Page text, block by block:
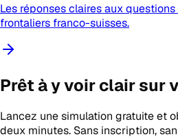
Les réponses claires aux
frontaliers franco-suisses.
Prêt à y voir clair sur
Lancez une simulation gratuite et
deux minutes. Sans inscription,